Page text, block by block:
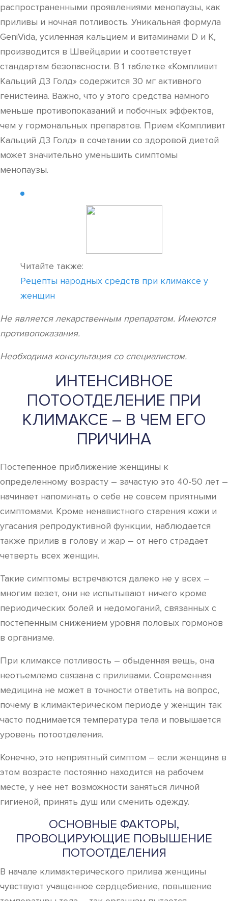
распространенными проявлениями менопаузы, как
приливы и ночная потливость. Уникальная формула
GeniVida, усиленная кальцием и витаминами D и К,
производится в Швейцарии и соответствует
стандартам безопасности. В 1 таблетке «Компливит
Кальций Д3 Голд» содержится 30 мг активного
генистеина. Важно, что у этого средства намного
меньше противопоказаний и побочных эффектов,
чем у гормональных препаратов. Прием «Компливит
Кальций Д3 Голд» в сочетании со здоровой диетой
может значительно уменьшить симптомы
менопаузы.
Читайте также:
Рецепты народных средств при климаксе у
женщин
Не является лекарственным препаратом. Имеются
противопоказания.
Необходима консультация со специалистом.
ИНТЕНСИВНОЕ
ПОТООТДЕЛЕНИЕ ПРИ
КЛИМАКСЕ – В ЧЕМ ЕГО
ПРИЧИНА
Постепенное приближение женщины к
определенному возрасту – зачастую это 40-50 лет –
начинает напоминать о себе не совсем приятными
симптомами. Кроме ненавистного старения кожи и
угасания репродуктивной функции, наблюдается
также прилив в голову и жар – от него страдает
четверть всех женщин.
Такие симптомы встречаются далеко не у всех –
многим везет, они не испытывают ничего кроме
периодических болей и недомоганий, связанных с
постепенным снижением уровня половых гормонов
в организме.
При климаксе потливость – обыденная вещь, она
неотъемлемо связана с приливами. Современная
медицина не может в точности ответить на вопрос,
почему в климактерическом периоде у женщин так
часто поднимается температура тела и повышается
уровень потоотделения.
Конечно, это неприятный симптом – если женщина в
этом возрасте постоянно находится на рабочем
месте, у нее нет возможности заняться личной
гигиеной, принять душ или сменить одежду.
ОСНОВНЫЕ ФАКТОРЫ,
ПРОВОЦИРУЮЩИЕ ПОВЫШЕНИЕ
ПОТООТДЕЛЕНИЯ
В начале климактерического прилива женщины
чувствуют учащенное сердцебиение, повышение